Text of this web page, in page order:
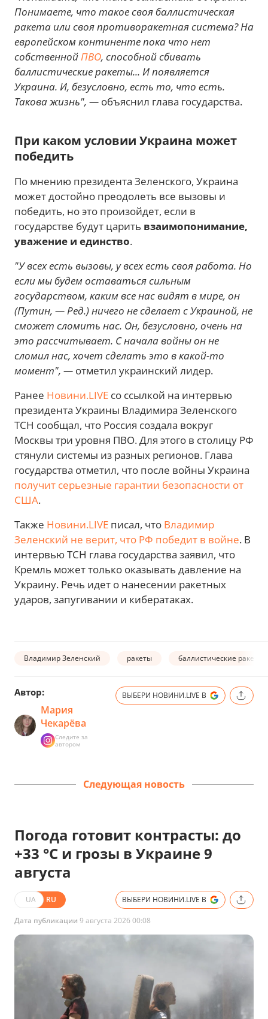
Понимаете, что такое своя баллистическая
ракета или своя противоракетная система? На
европейском континенте пока что нет
собственнойПВО, способной сбивать
баллистические ракеты... И появляется
Украина. И, безусловно, есть то, что есть.
Такова жизнь", — объяснил глава государства.
При каком условии Украина может
победить
По мнению президента Зеленского, Украина
может достойно преодолеть все вызовы и
победить, но это произойдет, если в
государстве будут царить взаимопонимание,
уважение и единство.
"У всех есть вызовы, у всех есть своя работа. Но
если мы будем оставаться сильным
государством, каким все нас видят в мире, он
(Путин, — Ред.) ничего не сделает с Украиной, не
сможет сломить нас. Он, безусловно, очень на
это рассчитывает. С начала войны он не
сломил нас, хочет сделать это в какой-то
момент", — отметил украинский лидер.
Ранее Новини.LIVE со ссылкой на интервью
президента Украины Владимира Зеленского
ТСН сообщал, что Россия создала вокруг
Москвы три уровня ПВО. Для этого в столицу РФ
стянули системы из разных регионов. Глава
государства отметил, что после войны Украина
получит серьезные гарантии безопасности от
США.
Также Новини.LIVE писал, что Владимир
Зеленский не верит, что РФ победит в войне. В
интервью ТСН глава государства заявил, что
Кремль может только оказывать давление на
Украину. Речь идет о нанесении ракетных
ударов, запугивании и кибератаках.
Владимир Зеленский ракеты баллистические ракеты
Автор:
Мария
Чекарёва
Следите за
автором
ВЫБЕРИ НОВИНИ.LIVE В
Следующая новость
Погода готовит контрасты: до
+33 °C и грозы в Украине 9
августа
UA RU ВЫБЕРИ НОВИНИ.LIVE В
Дата публикации 9 августа 2026 00:08